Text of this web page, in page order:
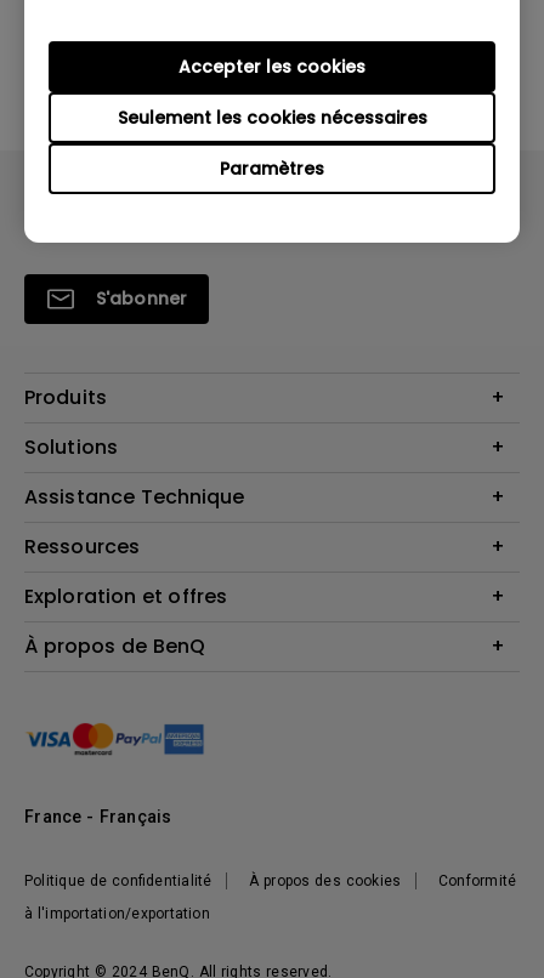
Paramètres
Seulement les cookies nécessaires
Accepter les cookies
En utilisant l'un des logiciels ci-dessus, vous acceptez
les conditions de notre
S'abonner
Produits
Vidéoprojecteurs
Éclairage
Haut-parleur
Solutions
Business Display
Assistance Technique
Contactez-nous par téléphone
FAQ boutique en ligne BenQ
Politique de retour de la boutique BenQ
Ressources
Centre de connaissances
Exploration et offres
Events, Promotions & Webinars
À propos de BenQ
Responsabilité sociale de l'entreprise
Actualités
Copyright © 2024 BenQ. All rights reserved.
Politique de confidentialité À propos des cookies
Conformité
à l'importation/exportation
France - Français